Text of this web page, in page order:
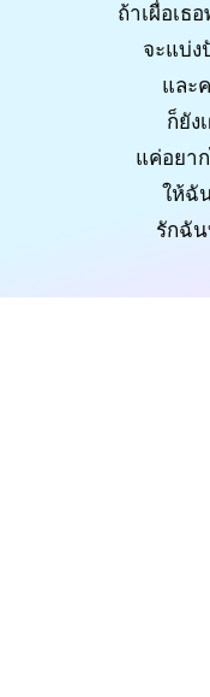
ถ้าเผื่อเธ
จะแบ่ง
และ
ก็ยัง
แค่อยา
ให้ฉั
รักฉั